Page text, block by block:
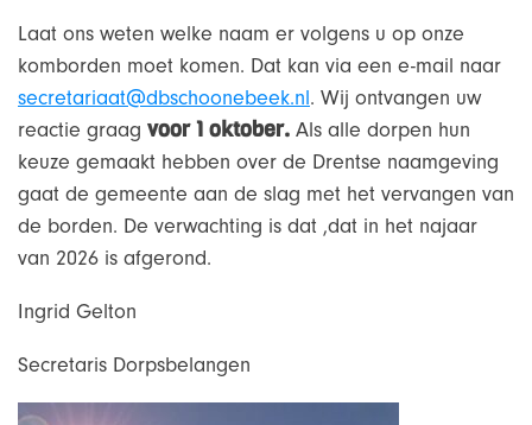
Laat ons weten welke naam er volgens u op onze
komborden moet komen. Dat kan via een e-mail naar
secretariaat@dbschoonebeek.nl. Wij ontvangen uw
reactie graag voor 1 oktober. Als alle dorpen hun
keuze gemaakt hebben over de Drentse naamgeving
gaat de gemeente aan de slag met het vervangen van
de borden. De verwachting is dat ,dat in het najaar
van 2026 is afgerond.
Ingrid Gelton
Secretaris Dorpsbelangen